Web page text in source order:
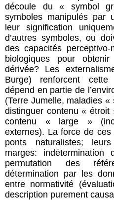
découle du « symbol
symboles manipulés par
leur signification
d’autres symboles, ou
des capacités
biologiques pour
dérivée? Les
Burge) renforcent
dépend en partie de
(Terre Jumelle, maladies
distinguer contenu «
contenu « large »
externes). La force de ces
ponts naturalistes;
marges:
permutation des
détermination par les
entre normativité
description purement